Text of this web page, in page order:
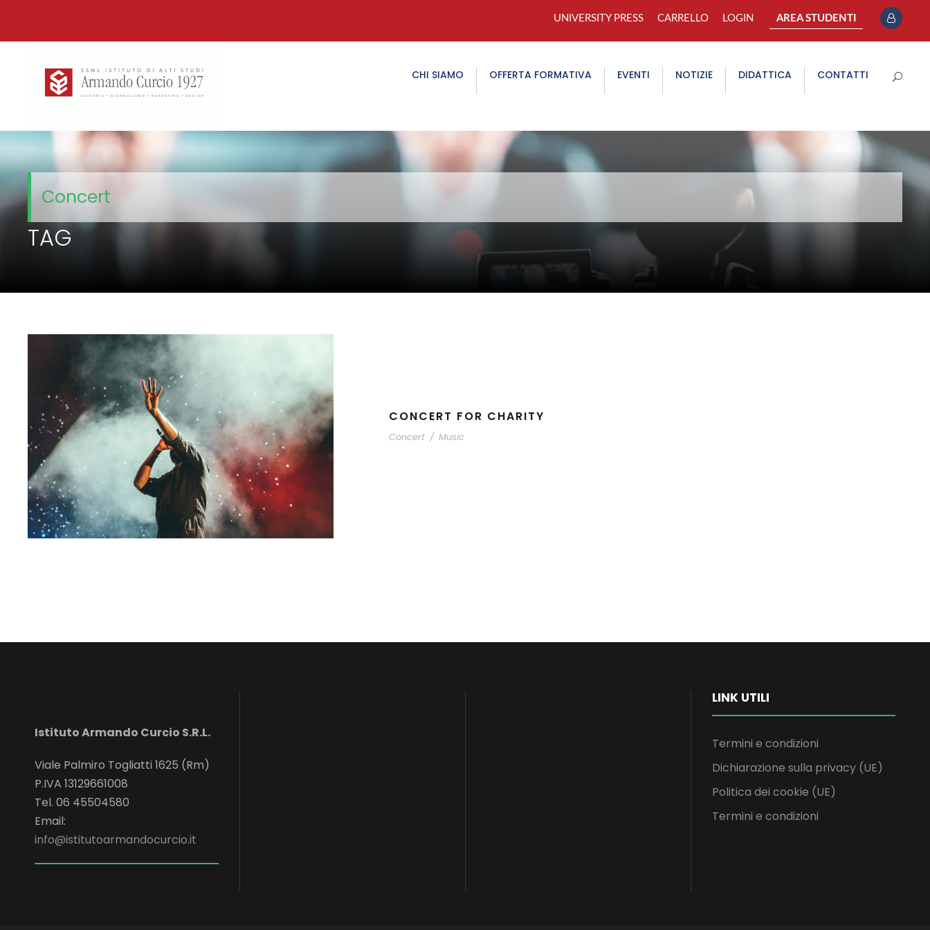
UNIVERSITY PRESS CARRELLO LOGIN AREA STUDENTI
CHI SIAMO OFFERTA FORMATIVA EVENTI NOTIZIE DIDATTICA CONTATTI
Concert
TAG
CONCERT FOR CHARITY
Concert / Music
Istituto Armando Curcio S.R.L.
Viale Palmiro Togliatti 1625 (Rm)
P.IVA 13129661008
Tel. 06 45504580
Email:
info@istitutoarmandocurcio.it
LINK UTILI
Termini e condizioni
Dichiarazione sulla privacy (UE)
Politica dei cookie (UE)
Termini e condizioni